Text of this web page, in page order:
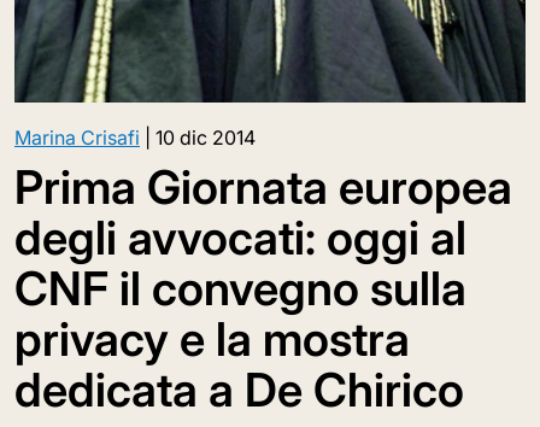
Marina Crisafi 10 dic 2014
Prima Giornata europea
degli avvocati: oggi al
CNF il convegno sulla
privacy e la mostra
dedicata a De Chirico